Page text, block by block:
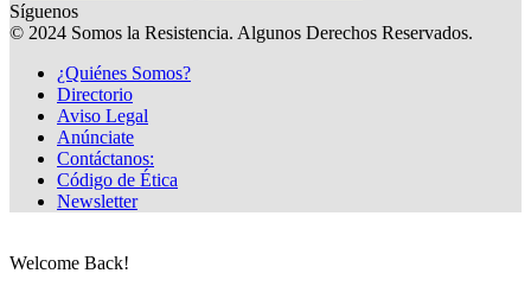
Síguenos
© 2024 Somos la Resistencia. Algunos Derechos Reservados.
¿Quiénes Somos?
Directorio
Aviso Legal
Anúnciate
Contáctanos:
Código de Ética
Newsletter
Welcome Back!